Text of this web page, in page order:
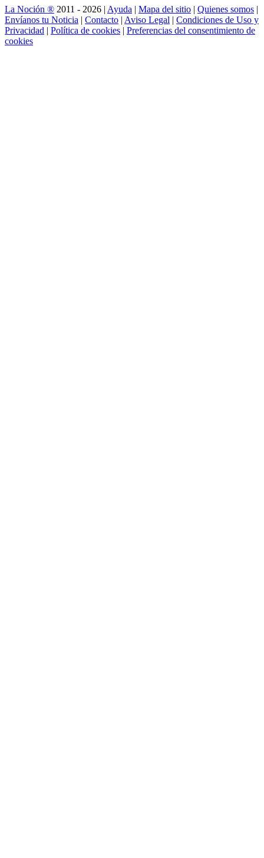
La Noción ® 2011 - 2026 | Ayuda | Mapa del sitio | Quienes somos |
Envíanos tu Noticia | Contacto | Aviso Legal | Condiciones de Uso y
Privacidad | Política de cookies | Preferencias del consentimiento de
cookies